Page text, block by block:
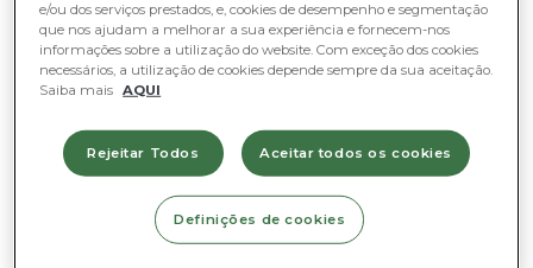
NO INTERIOR
e/ou dos serviços prestados, e, cookies de desempenho e segmentação
que nos ajudam a melhorar a sua experiência e fornecem-nos
informações sobre a utilização do website. Com exceção dos cookies
necessários, a utilização de cookies depende sempre da sua aceitação.
Saiba mais AQUI
Rejeitar Todos Aceitar todos os cookies
Definições de cookies